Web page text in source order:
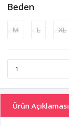
Beden
M L XL
Ürün Açıklaması